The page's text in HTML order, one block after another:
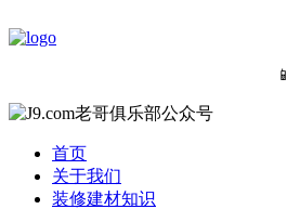
首页
关于我们
装修建材知识